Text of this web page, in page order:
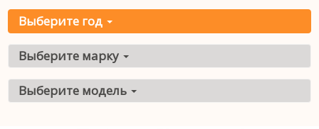
Выберите год
Выберите марку
Выберите модель